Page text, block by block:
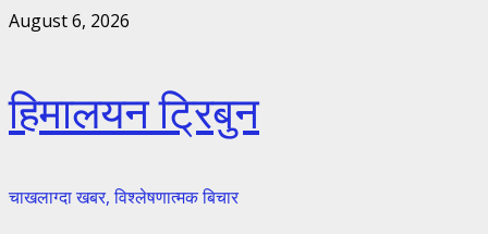
Skip
August 6, 2026
हिमालयन ट्रिबुन
चाखलाग्दा खबर, विश्लेषणात्मक बिचार